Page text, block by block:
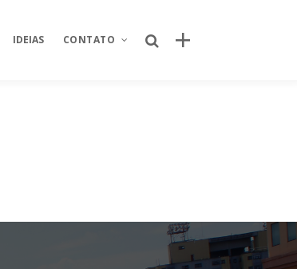
Brasil? Descubra como o projeto foi
IDEIAS CONTATO
Seja um parceiro